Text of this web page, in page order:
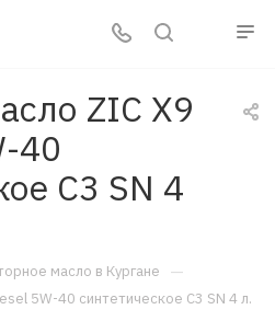
ZIC X9
40
C3 SN 4
масло в Кургане —
5W-40 синтетическое C3 SN 4 л.